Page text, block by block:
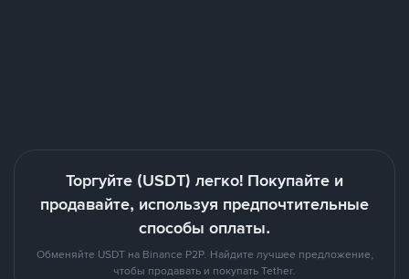
Торгуйте (USDT) легко! Покупайте и
продавайте, используя предпочтительные
способы оплаты.
Обменяйте USDT на Binance P2P. Найдите лучшее предложение,
чтобы продавать и покупать Tether.